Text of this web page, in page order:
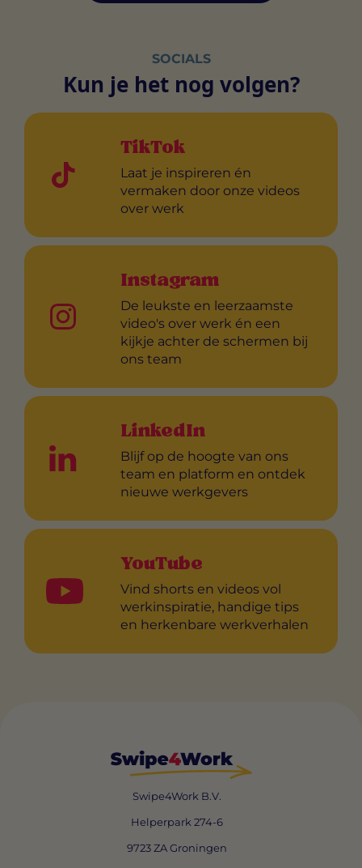
SOCIALS
Kun je het nog volgen?
TikTok
Laat je inspireren én
vermaken door onze videos
over werk
Instagram
De leukste en leerzaamste
video's over werk én een
kijkje achter de schermen bij
ons team
LinkedIn
Blijf op de hoogte van ons
team en platform en ontdek
nieuwe werkgevers
YouTube
Vind shorts en videos vol
werkinspiratie, handige tips
en herkenbare werkverhalen
Swipe4Work B.V.
Helperpark 274-6
9723 ZA Groningen